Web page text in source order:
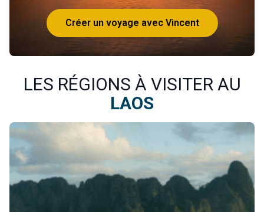
Créer un voyage avec Vincent
LES RÉGIONS À VISITER AU
LAOS